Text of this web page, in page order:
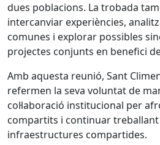
dues poblacions. La trobada
intercanviar experiències,
comunes i explorar possibles
projectes conjunts en benefici
Amb aquesta reunió, Sant
refermen la seva voluntat de
col·laboració institucional per
compartits i continuar
infraestructures compartides.